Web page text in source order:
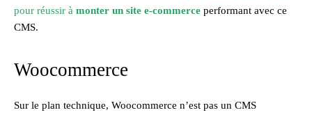
pour réussir à monter un site e-commerce performant avec ce
CMS.
Woocommerce
Sur le plan technique, Woocommerce n’est pas un CMS